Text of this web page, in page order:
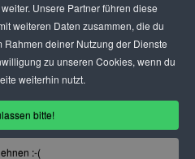
Unsere Partner führen diese
weiteren Daten zusammen, die du
deiner Nutzung der Dienste
zu unseren Cookies, wenn du
weiterhin nutzt.
bitte!
:-(
UNS
VORSTELLEN